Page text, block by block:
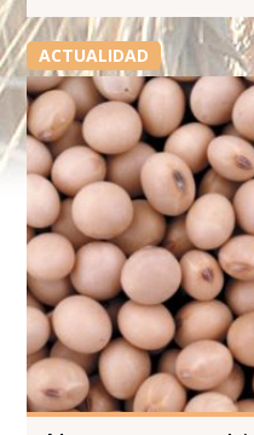
ACTUALIDAD